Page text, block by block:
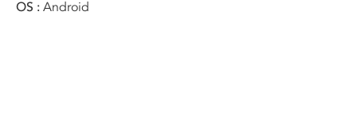
OS
Android